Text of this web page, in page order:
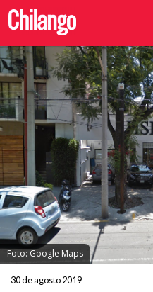
Foto: Google Maps
30 de agosto 2019